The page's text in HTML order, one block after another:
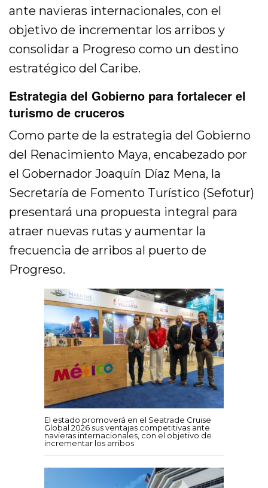
ante navieras internacionales, con el
objetivo de incrementar los arribos y
consolidar a Progreso como un destino
estratégico del Caribe.
Estrategia del Gobierno para fortalecer el
turismo de cruceros
Como parte de la estrategia del Gobierno
del Renacimiento Maya, encabezado por
el Gobernador Joaquín Díaz Mena, la
Secretaría de Fomento Turístico (Sefotur)
presentará una propuesta integral para
atraer nuevas rutas y aumentar la
frecuencia de arribos al puerto de
Progreso.
El estado promoverá en el Seatrade Cruise
Global 2026 sus ventajas competitivas ante
navieras internacionales, con el objetivo de
incrementar los arribos